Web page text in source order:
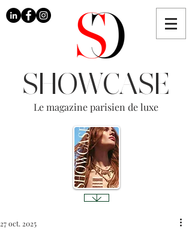
SHOWCASE
Le magazine parisien de luxe
27 oct. 2025